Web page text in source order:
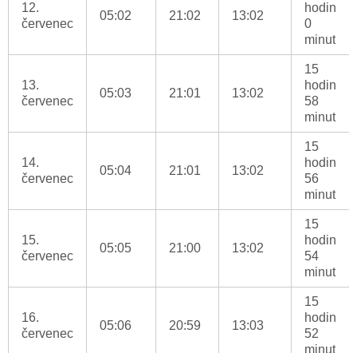
12.
červenec
05:02 21:02 13:02
hodin
0
minut
13.
červenec
05:03 21:01 13:02
15
hodin
58
minut
14.
červenec
05:04 21:01 13:02
15
hodin
56
minut
15.
červenec
05:05 21:00 13:02
15
hodin
54
minut
16.
červenec
05:06 20:59 13:03
15
hodin
52
minut